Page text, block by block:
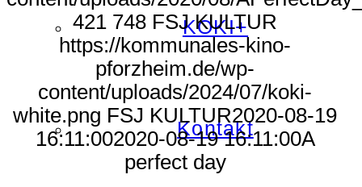
KOKI+
Kontakt
421 748 FSJ KULTUR
https://kommunales-kino-
pforzheim.de/wp-
content/uploads/2024/07/koki-
white.png FSJ KULTUR2020-08-19
16:11:002020-08-19 16:11:00A
perfect day